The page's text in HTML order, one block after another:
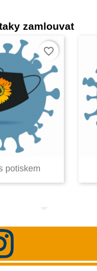
zamlouvat
náhled
potiskem
favorite_border